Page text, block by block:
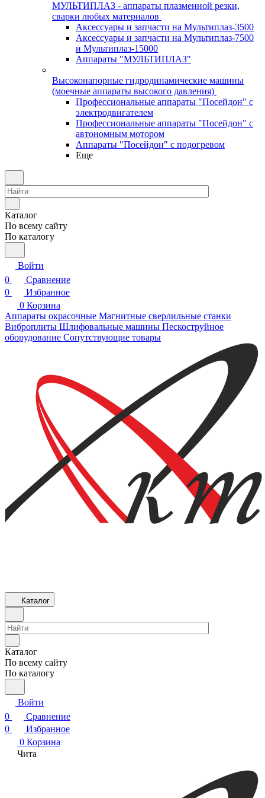
МУЛЬТИПЛАЗ - аппараты плазменной резки,
сварки любых материалов
Аксессуары и запчасти на Мультиплаз-3500
Аксессуары и запчасти на Мультиплаз-7500
и Мультиплаз-15000
Аппараты "МУЛЬТИПЛАЗ"
Высоконапорные гидродинамические машины
(моечные аппараты высокого давления)
Профессиональные аппараты "Посейдон" с
электродвигателем
Профессиональные аппараты "Посейдон" с
автономным мотором
Аппараты "Посейдон" с подогревом
Еще
Каталог
По всему сайту
По каталогу
Войти
0
Сравнение
0
Избранное
0 Корзина
Аппараты окрасочные Магнитные сверлильные станки
Виброплиты Шлифовальные машины Пескоструйное
оборудование Сопутствующие товары
Каталог
Каталог
По всему сайту
По каталогу
Войти
0
Сравнение
0
Избранное
0 Корзина
Чита